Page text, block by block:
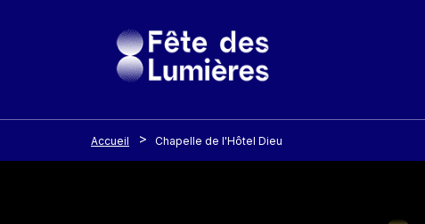
Accueil Chapelle de l'Hôtel Dieu